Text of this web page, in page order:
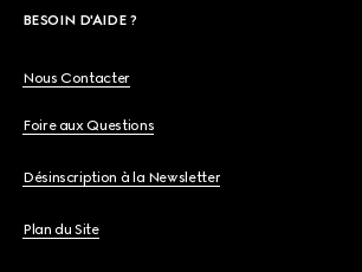
BESOIN D'AIDE ?
Nous Contacter
Foire aux Questions
Désinscription à la Newsletter
Plan du Site